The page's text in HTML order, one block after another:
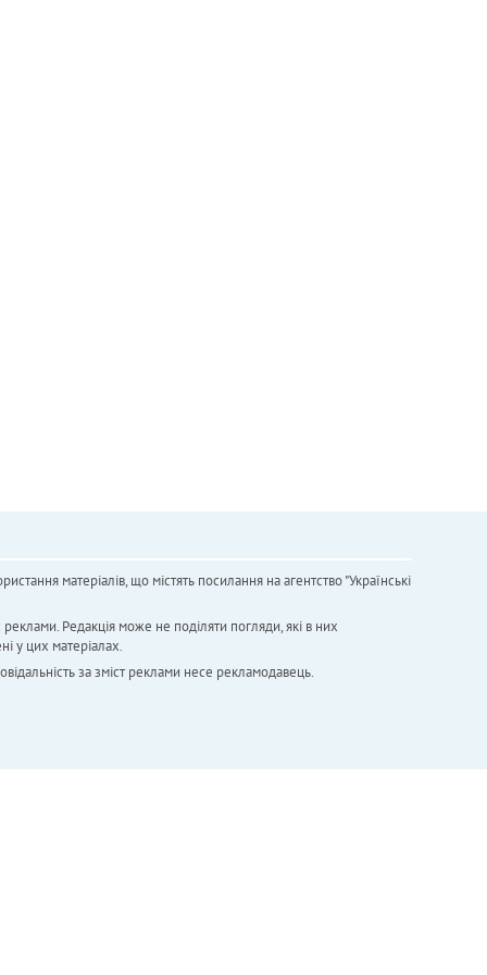
матеріалів, що містять посилання на агентство "Українськi
Редакція може не поділяти погляди, які в них
у цих матеріалах.
за зміст реклами несе рекламодавець.